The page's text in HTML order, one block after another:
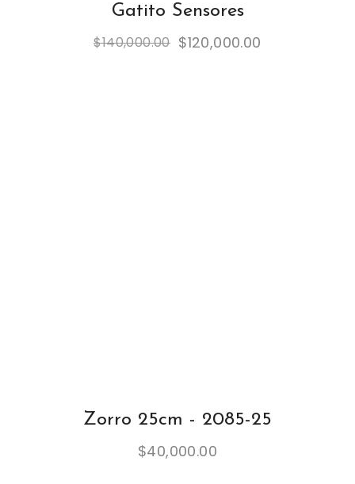
Gatito Sensores
$140,000.00 $120,000.00
Zorro 25cm - 2085-25
$40,000.00